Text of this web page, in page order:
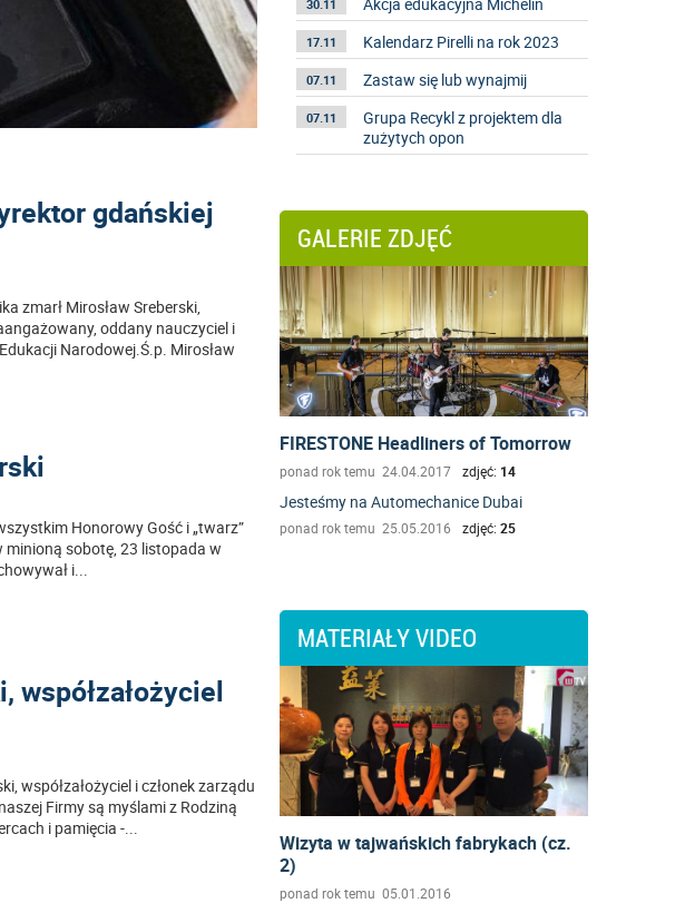
gdańskiej
zmarł Mirosław Sreberski,
oddany nauczyciel i
Narodowej.Ś.p. Mirosław
Honorowy Gość i „twarz”
minioną sobotę, 23 listopada w
i...
współzałożyciel
współzałożyciel i członek zarządu
Firmy są myślami z Rodziną
i pamięcia -...
30.11
17.11 Kalendarz Pirelli na rok 2023
07.11 Zastaw się lub wynajmij
07.11
Grupa Recykl z projektem dla
zużytych opon
GALERIE ZDJĘĆ
FIRESTONE Headliners of Tomorrow
ponad rok temu 24.04.2017 zdjęć: 14
Jesteśmy na Automechanice Dubai
ponad rok temu 25.05.2016 zdjęć: 25
MATERIAŁY VIDEO
Wizyta w tajwańskich fabrykach (cz.
2)
ponad rok temu 05.01.2016